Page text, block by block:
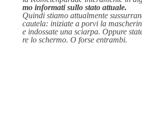
mo infor­ma­ti sul­lo sta­to attuale.
Quin­di sti­amo attu­al­men­te
caut­ela: ini­zia­te a por­vi la
e indos­sa­te una sciar­pa. Oppu­re
re lo scher­mo. O for­se entrambi.